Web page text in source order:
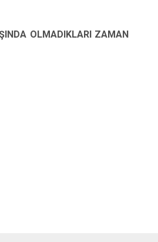
OLMADIKLARI ZAMAN